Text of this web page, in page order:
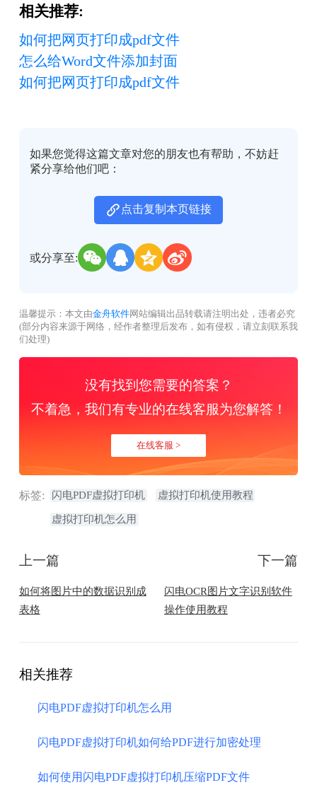
相关推荐:
如何把网页打印成pdf文件
怎么给Word文件添加封面
如何把网页打印成pdf文件
如果您觉得这篇文章对您的朋友也有帮助，不妨赶
紧分享给他们吧：
点击复制本页链接
或分享至:
温馨提示：本文由金舟软件网站编辑出品转载请注明出处，违者必究
(部分内容来源于网络，经作者整理后发布，如有侵权，请立刻联系我
们处理)
没有找到您需要的答案？
不着急，我们有专业的在线客服为您解答！
在线客服 >
标签: 闪电PDF虚拟打印机 虚拟打印机使用教程
虚拟打印机怎么用
上一篇
如何将图片中的数据识别成
表格
下一篇
闪电OCR图片文字识别软件
操作使用教程
相关推荐
闪电PDF虚拟打印机怎么用
闪电PDF虚拟打印机如何给PDF进行加密处理
如何使用闪电PDF虚拟打印机压缩PDF文件